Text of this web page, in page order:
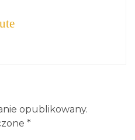
opublikowany.
*